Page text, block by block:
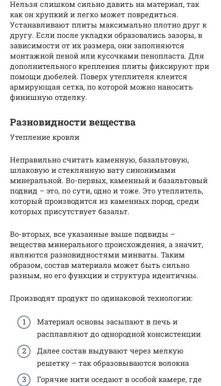
Нельзя слишком сильно давить на материал, так
как он хрупкий и легко может повредиться.
Устанавливают плиты максимально плотно друг к
другу. Если после укладки образовались зазоры, в
зависимости от их размера, они заполняются
монтажной пеной или кусочками пенопласта. Для
дополнительного крепления плиты фиксируют при
помощи дюбелей. Поверх утеплителя клеится
армирующая сетка, по которой можно наносить
финишную отделку.
Разновидности вещества
Утепление кровли
Неправильно считать каменную, базальтовую,
шлаковую и стеклянную вату синонимами
минеральной. Во-первых, каменный и базальтовый
подвид – это, по сути, одно и тоже. Это утеплитель,
который производится из каменных пород, среди
которых присутствует базальт.
Во-вторых, все указанные выше подвиды –
вещества минерального происхождения, а значит,
являются разновидностями минваты. Таким
образом, состав материала может быть сильно
разным, но его функции и структура идентичны.
Производят продукт по одинаковой технологии:
Материал основы засыпают в печь и
расплавляют до однородной консистенции
Далее состав выдувают через мелкую
решетку – так образовываются волокна
Горячие нити оседают в особой камере, где